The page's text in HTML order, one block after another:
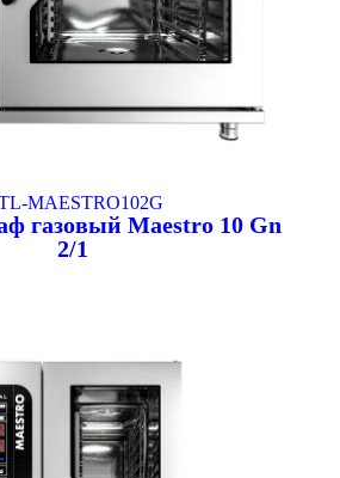
MAESTRO102G
газовый Maestro 10 Gn
2/1